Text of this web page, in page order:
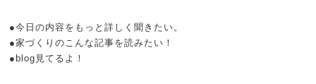
●今日の内容をもっと詳しく聞きたい。
●家づくりのこんな記事を読みたい！
●blog見てるよ！